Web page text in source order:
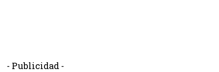
- Publicidad -